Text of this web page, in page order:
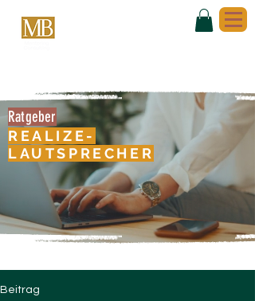
Ratgeber
REALIZE-
LAUTSPRECHER
Beitrag